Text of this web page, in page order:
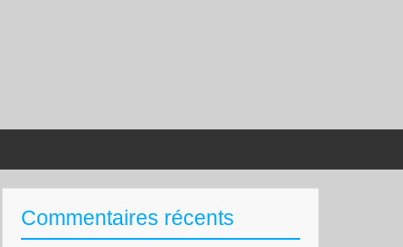
Commentaires récents